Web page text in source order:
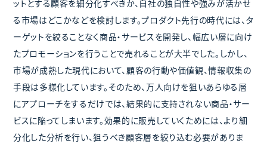
ットとする顧客を細分化すべきか、自社の独自性や強みが活かせ
る市場はどこかなどを検討します。プロダクト先行の時代には、タ
ーゲットを絞ることなく商品・サービスを開発し、幅広い層に向け
たプロモーションを行うことで売れることが大半でした。しかし、
市場が成熟した現代において、顧客の行動や価値観、情報収集の
手段は多様化しています。そのため、万人向けを狙いあらゆる層
にアプローチをするだけでは、結果的に支持されない商品・サー
ビスに陥ってしまいます。効果的に販売していくためには、より細
分化した分析を行い、狙うべき顧客層を絞り込む必要がありま